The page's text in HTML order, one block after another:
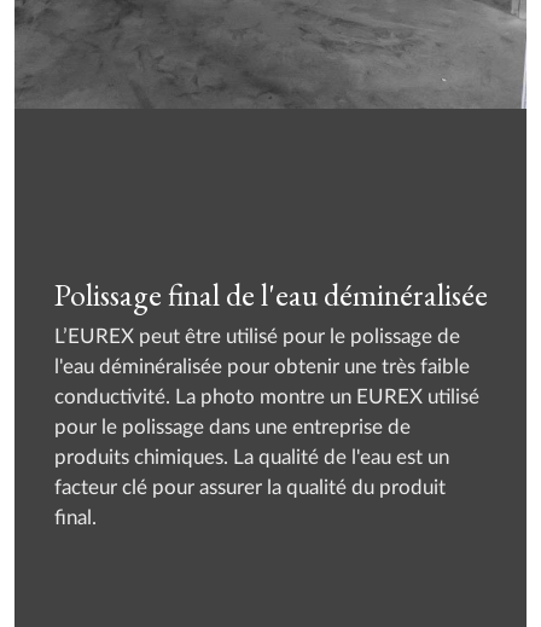
Polissage final de l'eau déminéralisée
L’EUREX peut être utilisé pour le polissage de
l'eau déminéralisée pour obtenir une très faible
conductivité. La photo montre un EUREX utilisé
pour le polissage dans une entreprise de
produits chimiques. La qualité de l'eau est un
facteur clé pour assurer la qualité du produit
final.